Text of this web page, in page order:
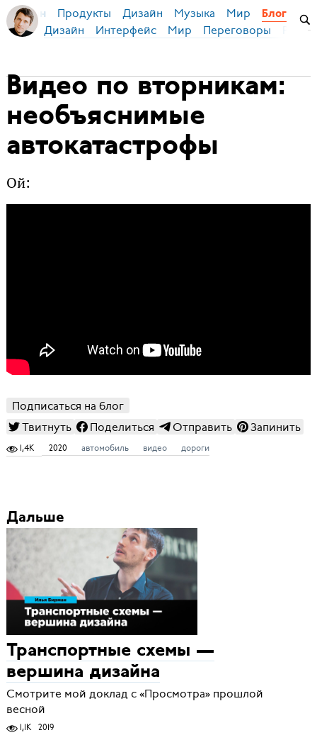
Бирман Продукты Дизайн Музыка Мир Блог
Дизайн Интерфейс Мир Переговоры
Видео по вторникам:
необъяснимые
автокатастрофы
Ой:
Подписаться на блог
Твитнуть
Поделиться Отправить Запинить
1,4K 2020 автомобиль видео дороги
Дальше
Транспортные схемы —
вершина дизайна
Смотрите мой доклад с «Просмотра» прошлой
весной
1,1K 2019